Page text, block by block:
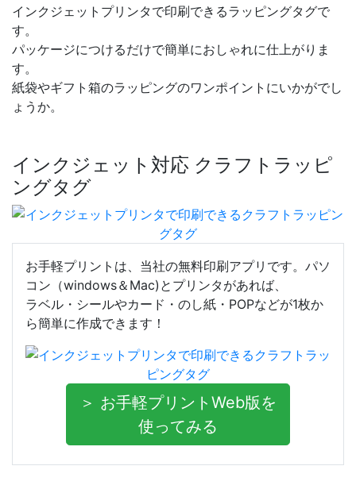
インクジェットプリンタで印刷できるラッピングタグで
す。
パッケージにつけるだけで簡単におしゃれに仕上がりま
す。
紙袋やギフト箱のラッピングのワンポイントにいかがでし
ょうか。
インクジェット対応 クラフトラッピ
ングタグ
お手軽プリントは、当社の無料印刷アプリです。パソ
コン（windows＆Mac)とプリンタがあれば、
ラベル・シールやカード・のし紙・POPなどが1枚か
ら簡単に作成できます！
＞ お手軽プリントWeb版を
使ってみる